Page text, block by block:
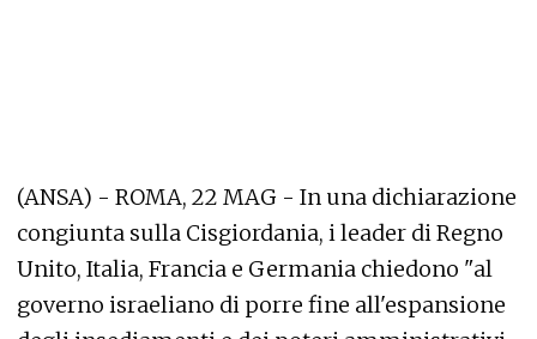
(ANSA) - ROMA, 22 MAG - In una dichiarazione
congiunta sulla Cisgiordania, i leader di Regno
Unito, Italia, Francia e Germania chiedono "al
governo israeliano di porre fine all'espansione